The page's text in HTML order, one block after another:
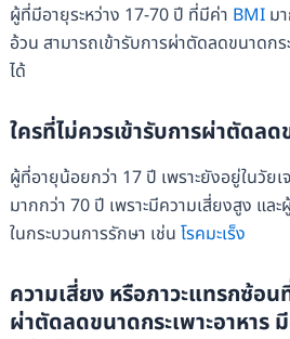
ผู้ที่มีอายุระหว่าง 17-70 ปี ที่มีค่า BMIมา
อ้วน สามารถเข้ารับการผ่าตัดลดขนาดกร
ได้
ใครที่ไม่ควรเข้ารับการผ่าตัดลด
ผู้ที่อายุน้อยกว่า 17 ปี เพราะยังอยู่ในวัย
มากกว่า 70 ปี เพราะมีความเสี่ยงสูง แล
ในกระบวนการรักษา เช่น โรคมะเร็ง
ความเสี่ยง หรือภาวะแทรกซ้อน
ผ่าตัดลดขนาดกระเพาะอาหาร